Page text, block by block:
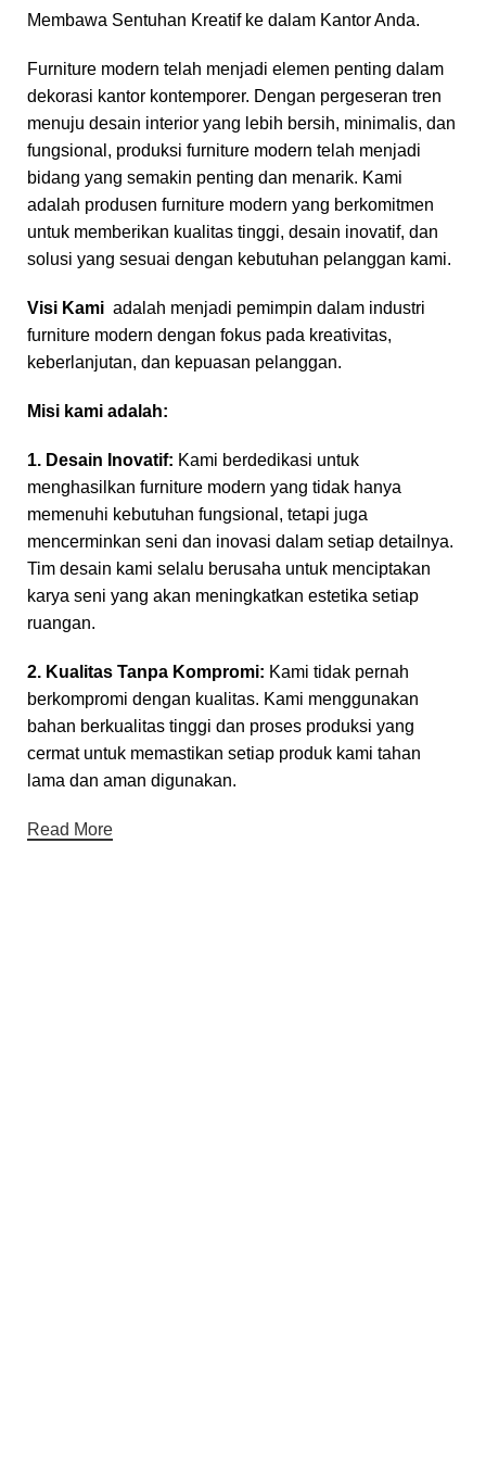
Membawa Sentuhan Kreatif ke dalam Kantor Anda.
Furniture modern telah menjadi elemen penting dalam
dekorasi kantor kontemporer. Dengan pergeseran tren
menuju desain interior yang lebih bersih, minimalis, dan
fungsional, produksi furniture modern telah menjadi
bidang yang semakin penting dan menarik. Kami
adalah produsen furniture modern yang berkomitmen
untuk memberikan kualitas tinggi, desain inovatif, dan
solusi yang sesuai dengan kebutuhan pelanggan kami.
Visi Kami adalah menjadi pemimpin dalam industri
furniture modern dengan fokus pada kreativitas,
keberlanjutan, dan kepuasan pelanggan.
Misi kami adalah:
1. Desain Inovatif: Kami berdedikasi untuk
menghasilkan furniture modern yang tidak hanya
memenuhi kebutuhan fungsional, tetapi juga
mencerminkan seni dan inovasi dalam setiap detailnya.
Tim desain kami selalu berusaha untuk menciptakan
karya seni yang akan meningkatkan estetika setiap
ruangan.
2. Kualitas Tanpa Kompromi: Kami tidak pernah
berkompromi dengan kualitas. Kami menggunakan
bahan berkualitas tinggi dan proses produksi yang
cermat untuk memastikan setiap produk kami tahan
lama dan aman digunakan.
Read More